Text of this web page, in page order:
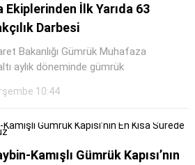
İlk Yarıda 63
Darbesi
Bakanlığı Gümrük Muhafaza
aylık döneminde gümrük
10:44
Kamışlı Gümrük Kapısı’nın